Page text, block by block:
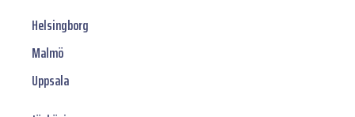
Helsingborg
Malmö
Uppsala